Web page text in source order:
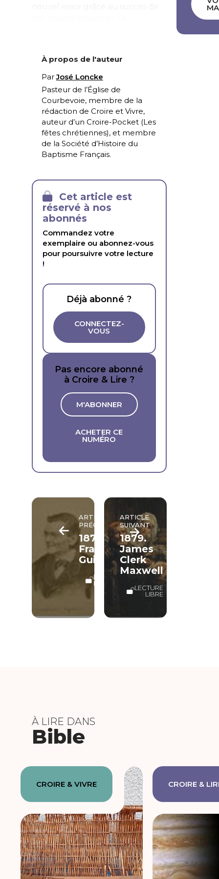
À propos de l'auteur
ParJosé Loncke
Pasteur de l’Église de
Courbevoie, membre de la
rédaction de Croire et Vivre,
auteur d’un Croire-Pocket (Les
fêtes chrétiennes), et membre
de la Société d’Histoire du
Baptisme Français.
Cet article est
réservé à nos
abonnés
Commandez votre
exemplaire ou abonnez-vous
pour poursuivre votre lecture
!
Déjà abonné ?
CONNECTEZ-
VOUS
Pas encore abonné
à Croire & Lire ?
M'ABONNER
ACHETER CE
NUMÉRO
ARTICLE
PRÉCÉDENT
1874.
François
Guizot
LECTURE
LIBRE
ARTICLE
SUIVANT
1879.
James
Clerk
Maxwell
LECTURE
LIBRE
À LIRE DANS
Bible
CROIRE & VIVRE CROIRE &